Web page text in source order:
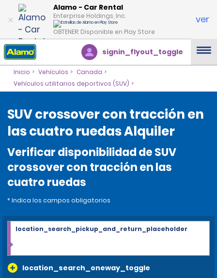
Alamo - Car Rental
Enterprise Holdings, Inc.
OBTENER: Disponible en Play Store
ver
signin_flyout_toggle
Inicio Vehículos
Canada
Vehículos utilitarios deportivos (SUV)
SUV crossover con tracción en
las cuatro ruedas Alquiler
Verificar disponibilidad de SUV
crossover con tracción en las
cuatro ruedas
* Indica los campos obligatorios
location_search_oneway_toggle
location_search_pickup_and_return_placeholder